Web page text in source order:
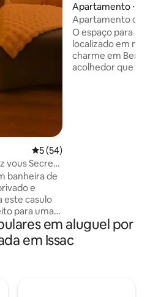
5 de uma avaliação média
5 (54)
vous Secret"
banheira de
e
para uma
suave,
Apartamento ⋅
Apartamento
Bergerac
O espaço para
localizado em
charme em
acolhedor que
em aluguel por
em Issac